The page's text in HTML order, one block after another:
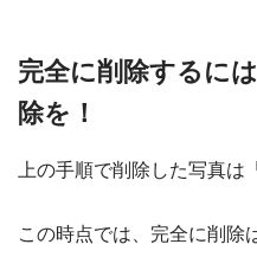
完全に削除するに
除を！
上の手順で削除した写真は
この時点では、完全に削除